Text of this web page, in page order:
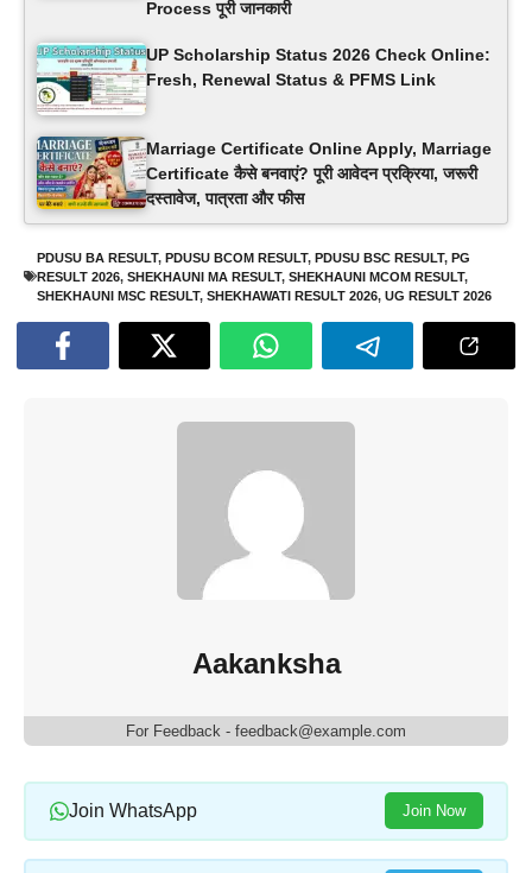
Process पूरी जानकारी
UP Scholarship Status 2026 Check Online:
Fresh, Renewal Status & PFMS Link
Marriage Certificate Online Apply, Marriage
Certificate कैसे बनवाएं? पूरी आवेदन प्रक्रिया, जरूरी
दस्तावेज, पात्रता और फीस
PDUSU BA RESULT, PDUSU BCOM RESULT, PDUSU BSC RESULT, PG
RESULT 2026, SHEKHAUNI MA RESULT, SHEKHAUNI MCOM RESULT,
SHEKHAUNI MSC RESULT, SHEKHAWATI RESULT 2026, UG RESULT 2026
Aakanksha
For Feedback - feedback@example.com
Join WhatsApp Join Now